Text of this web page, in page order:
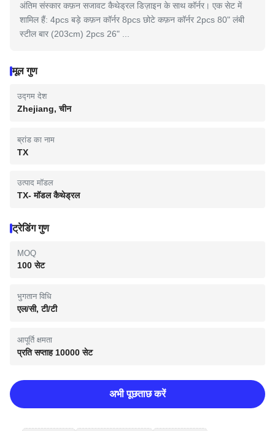
अंतिम संस्कार कफ़न सजावट कैथेड्रल डिज़ाइन के साथ कॉर्नर। एक सेट में
शामिल हैं: 4pcs बड़े कफ़न कॉर्नर 8pcs छोटे कफ़न कॉर्नर 2pcs 80" लंबी
स्टील बार (203cm) 2pcs 26" ...
मूल गुण
उद्गम देश
Zhejiang, चीन
ब्रांड का नाम
TX
उत्पाद मॉडल
TX- मॉडल कैथेड्रल
ट्रेडिंग गुण
MOQ
100 सेट
भुगतान विधि
एल/सी, टी/टी
आपूर्ति क्षमता
प्रति सप्ताह 10000 सेट
अभी पूछताछ करें